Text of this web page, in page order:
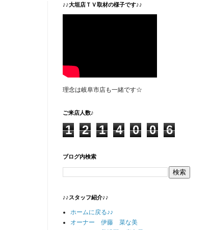
♪♪大垣店ＴＶ取材の様子です♪♪
理念は岐阜市店も一緒です☆
ご来店人数♪
1 2 1 4 0 0 6
ブログ内検索
♪♪スタッフ紹介♪♪
ホームに戻る♪♪
オーナー 伊藤 菜な美